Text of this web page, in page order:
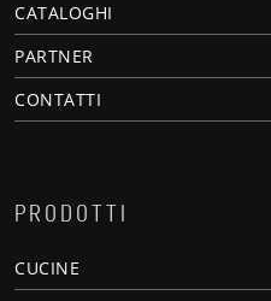
CATALOGHI
PARTNER
CONTATTI
PRODOTTI
CUCINE